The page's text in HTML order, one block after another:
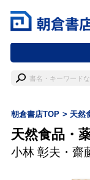
朝倉書店TOP 天然
天然食品・
小林 彰夫 ・ 齋